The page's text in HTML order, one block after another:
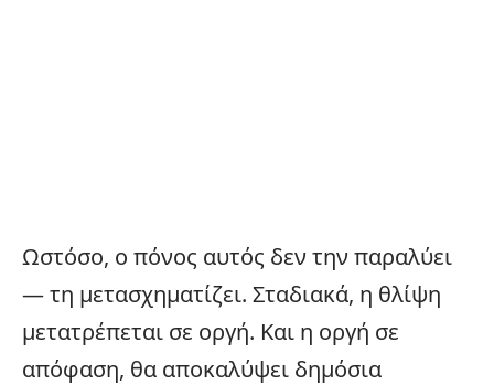
Ωστόσο, ο πόνος αυτός δεν την παραλύει
— τη μετασχηματίζει. Σταδιακά, η θλίψη
μετατρέπεται σε οργή. Και η οργή σε
απόφαση, θα αποκαλύψει δημόσια